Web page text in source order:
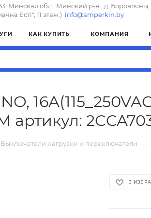
Минская обл., Минский р-н., д.
Естi", 11 этаж.) info@amperkin.by
КАК КУПИТЬ КОМПАНИЯ
артикул:
Выключатели нагрузки и переключатели —
В